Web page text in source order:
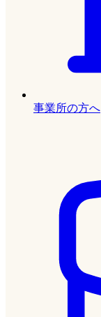
事業所の方へ